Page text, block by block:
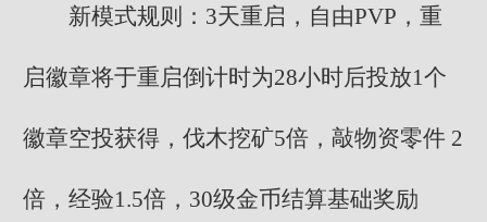
新模式规则：3天重启，自由PVP，重
启徽章将于重启倒计时为28小时后投放1个
徽章空投获得，伐木挖矿5倍，敲物资零件 2
倍，经验1.5倍，30级金币结算基础奖励